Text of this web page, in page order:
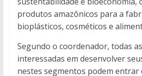
produtos amazônicos para a
bioplásticos, cosméticos e
Segundo o coordenador, todas
interessadas em desenvolver
nestes segmentos podem